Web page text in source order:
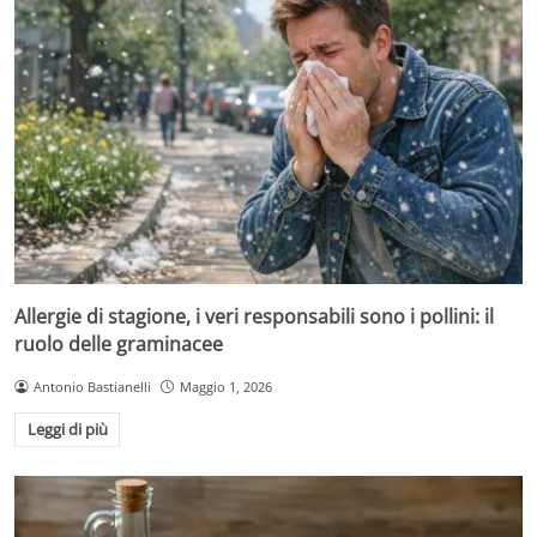
Allergie di stagione, i veri responsabili sono i pollini: il
ruolo delle graminacee
Antonio Bastianelli Maggio 1, 2026
Leggi di più